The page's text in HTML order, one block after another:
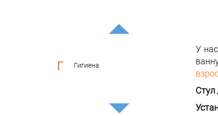
Г Гигиена
У
Стул